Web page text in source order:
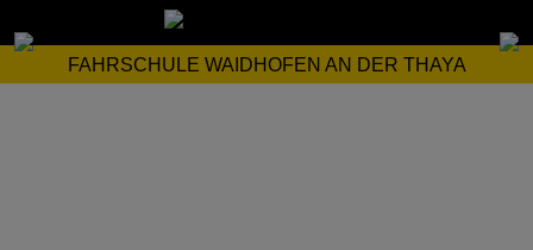
FAHRSCHULE WAIDHOFEN AN DER THAYA